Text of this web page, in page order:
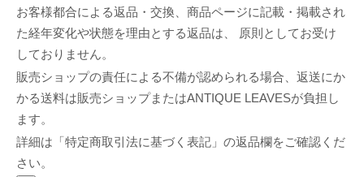
お客様都合による返品・交換、商品ページに記載・掲載され
た経年変化や状態を理由とする返品は、 原則としてお受け
しておりません。
販売ショップの責任による不備が認められる場合、返送にか
かる送料は販売ショップまたはANTIQUE LEAVESが負担し
ます。
詳細は「特定商取引法に基づく表記」の返品欄をご確認くだ
さい。